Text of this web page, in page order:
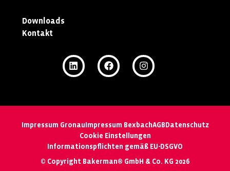
Downloads
Kontakt
Impressum Gronau Impressum BexbachAGBDatenschutz
Cookie Einstellungen
Informationspflichten gemäß EU-DSGVO
© Copyright Bakerman® GmbH & Co. KG 2026